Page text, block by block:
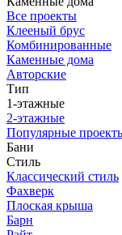
Все проекты
Клееный брус
Комбинированные
Каменные дома
Авторские
Тип
1-этажные
2-этажные
Популярные
Бани
Стиль
Классический стиль
Фахверк
Плоская крыша
Барн